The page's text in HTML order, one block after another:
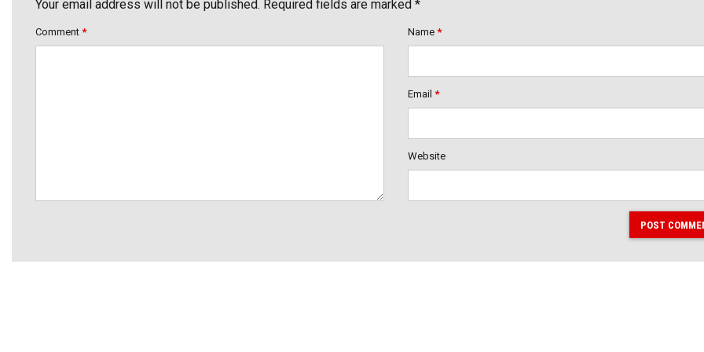
Your email address will not be published. Required fields are marked *
Comment * Name *
Email *
Website
POST